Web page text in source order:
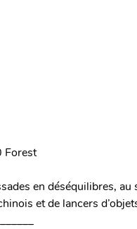
Forest
en déséquilibres,
et de lancers